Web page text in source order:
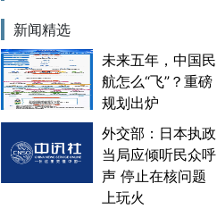
新闻精选
未来五年，中国民
航怎么“飞”？重磅
规划出炉
外交部：日本执政
当局应倾听民众呼
声 停止在核问题
上玩火